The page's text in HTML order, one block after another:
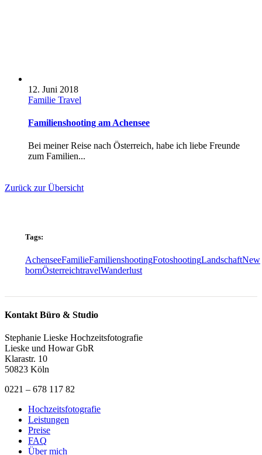
12. Juni 2018
Familie Travel
Familienshooting am Achensee
Bei meiner Reise nach Österreich, habe ich liebe Freunde
zum Familien...
Zurück zur Übersicht
Tags:
AchenseeFamilieFamilienshootingFotoshootingLandschaftNew
bornÖsterreichtravelWanderlust
Kontakt Büro & Studio
Stephanie Lieske Hochzeitsfotografie
Lieske und Howar GbR
Klarastr. 10
50823 Köln
0221 – 678 117 82
Hochzeitsfotografie
Leistungen
Preise
FAQ
Über mich